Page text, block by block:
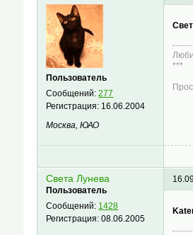
Пользователь
Сообщений:277
Регистрация: 16.06.2004
Москва, ЮАО
***
Света Лунева
Пользователь
Сообщений: 1428
Регистрация:08.06.2005